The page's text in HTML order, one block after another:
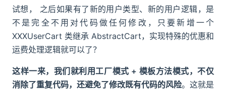
试想， 之后如果有了新的用户类型、新的用户逻辑，是
不是完全不用对代码做任何修改，只要新增一个
XXXUserCart 类继承 AbstractCart，实现特殊的优惠和
运费处理逻辑就可以了？
这样一来，我们就利用工厂模式 + 模板方法模式，不仅
消除了重复代码，还避免了修改既有代码的风险。这就是